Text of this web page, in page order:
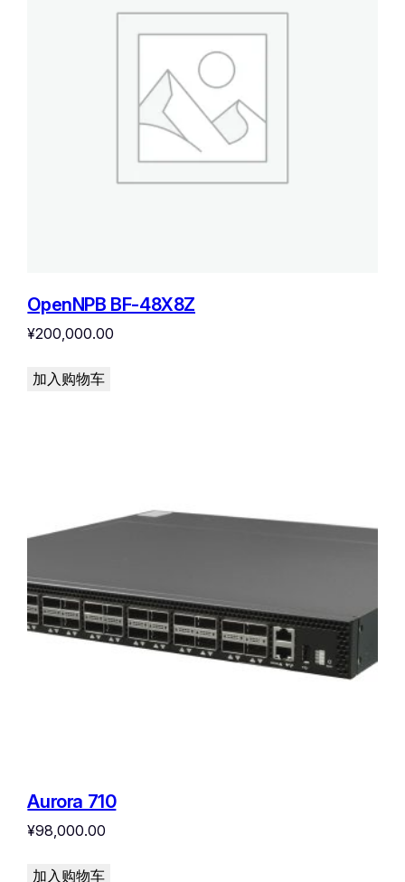
OpenNPB BF-48X8Z
¥200,000.00
加入购物车
Aurora 710
¥98,000.00
加入购物车